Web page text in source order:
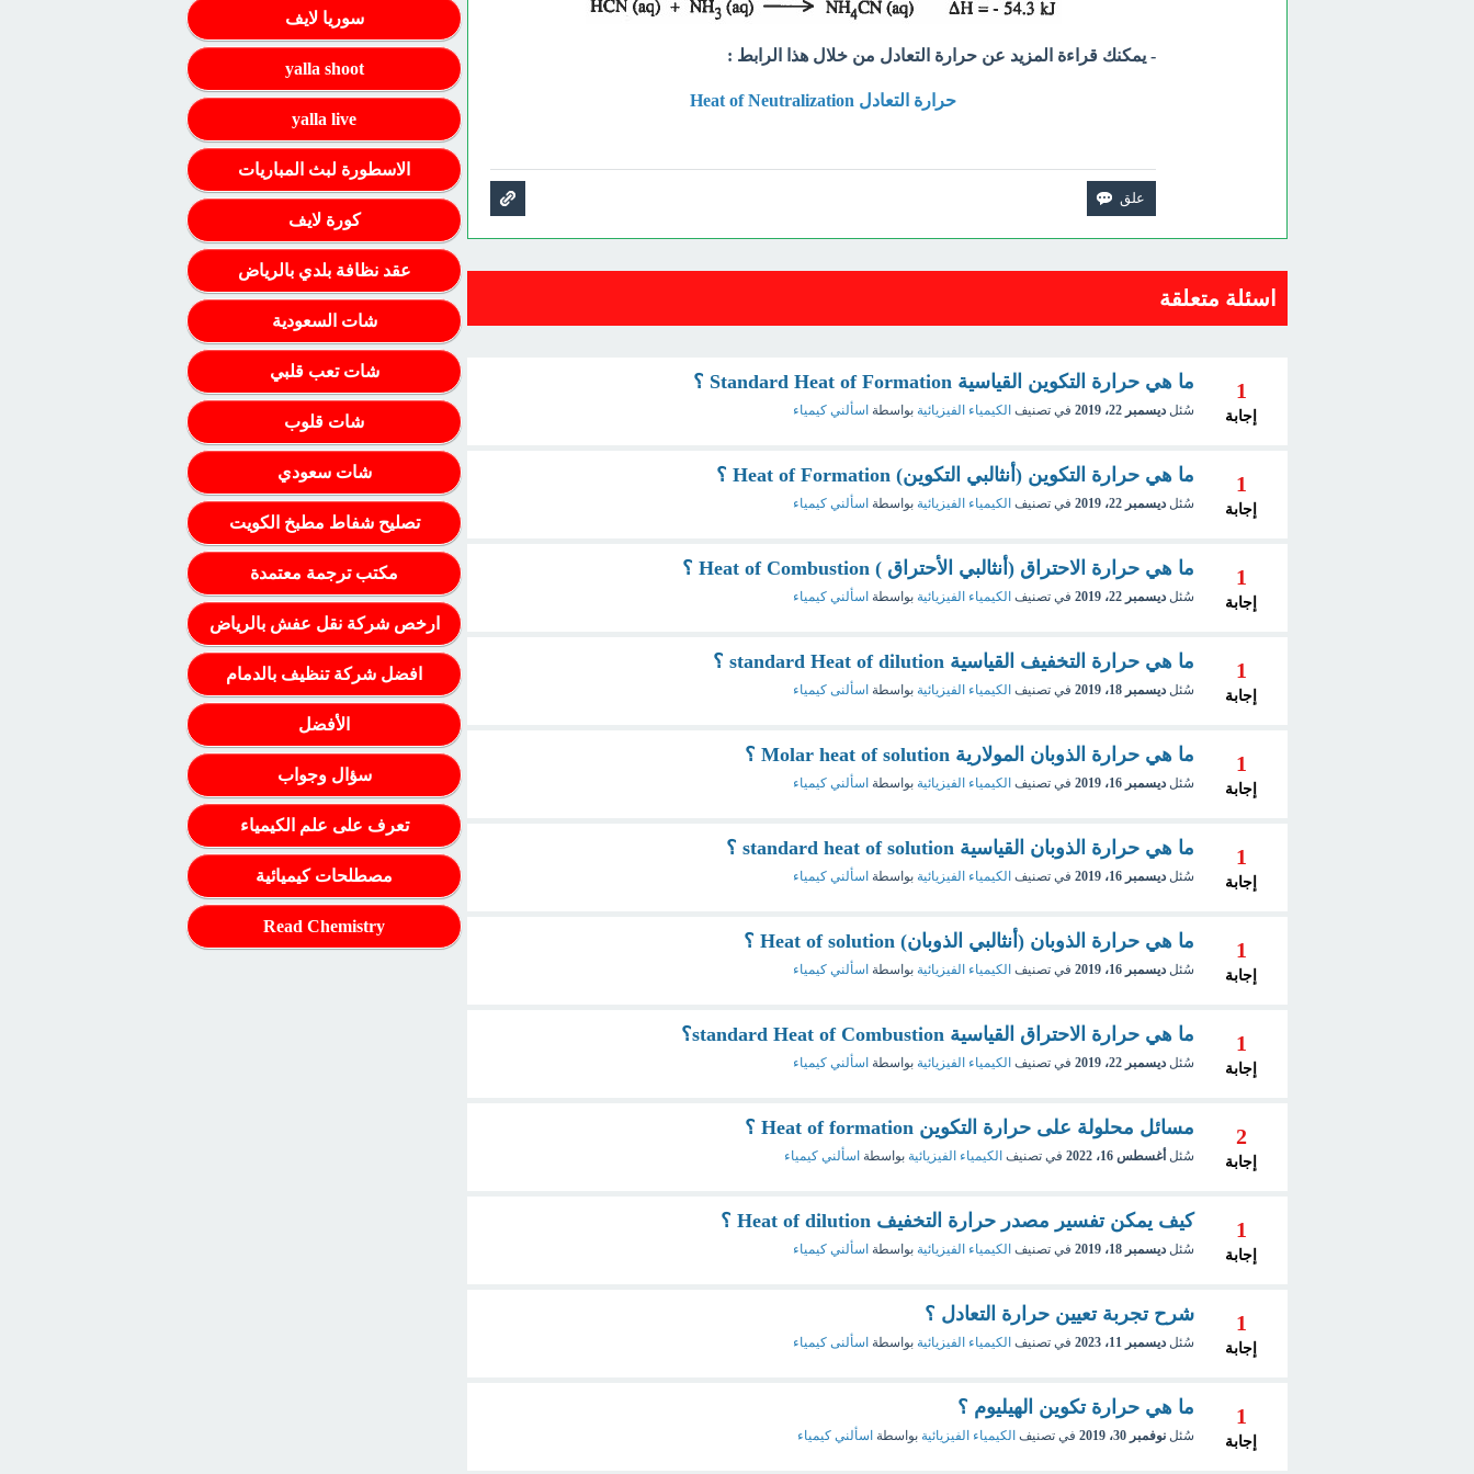
- يمكنك قراءة المزيد عن حرارة التعادل من خلال هذا الرابط :
حرارة التعادل Heat of Neutralization
اسئلة متعلقة
1
إجابة
ما هي حرارة التكوين القياسية Standard Heat of Formation ؟
سُئل ديسمبر 22، 2019 في تصنيف الكيمياء الفيزيائية بواسطة اسألني كيمياء
1
إجابة
ما هي حرارة التكوين (أنثالبي التكوين) Heat of Formation ؟
سُئل ديسمبر 22، 2019 في تصنيف الكيمياء الفيزيائية بواسطة اسألني كيمياء
1
إجابة
ما هي حرارة الاحتراق (أنثالبي الأحتراق ) Heat of Combustion ؟
سُئل ديسمبر 22، 2019 في تصنيف الكيمياء الفيزيائية بواسطة اسألني كيمياء
1
إجابة
ما هي حرارة التخفيف القياسية standard Heat of dilution ؟
سُئل ديسمبر 18، 2019 في تصنيف الكيمياء الفيزيائية بواسطة اسألنى كيمياء
1
إجابة
ما هي حرارة الذوبان المولارية Molar heat of solution ؟
سُئل ديسمبر 16، 2019 في تصنيف الكيمياء الفيزيائية بواسطة اسألني كيمياء
1
إجابة
ما هي حرارة الذوبان القياسية standard heat of solution ؟
سُئل ديسمبر 16، 2019 في تصنيف الكيمياء الفيزيائية بواسطة اسألني كيمياء
1
إجابة
ما هي حرارة الذوبان (أنثالبي الذوبان) Heat of solution ؟
سُئل ديسمبر 16، 2019 في تصنيف الكيمياء الفيزيائية بواسطة اسألني كيمياء
1
إجابة
ما هي حرارة الاحتراق القياسية standard Heat of Combustion؟
سُئل ديسمبر 22، 2019 في تصنيف الكيمياء الفيزيائية بواسطة اسألني كيمياء
2
إجابة
مسائل محلولة على حرارة التكوين Heat of formation ؟
سُئل أغسطس 16، 2022 في تصنيف الكيمياء الفيزيائية بواسطة اسألني كيمياء
1
إجابة
كيف يمكن تفسير مصدر حرارة التخفيف Heat of dilution ؟
سُئل ديسمبر 18، 2019 في تصنيف الكيمياء الفيزيائية بواسطة اسألني كيمياء
1
إجابة
شرح تجربة تعيين حرارة التعادل ؟
سُئل ديسمبر 11، 2023 في تصنيف الكيمياء الفيزيائية بواسطة اسألنى كيمياء
1
إجابة
ما هي حرارة تكوين الهيليوم ؟
سُئل نوفمبر 30، 2019 في تصنيف الكيمياء الفيزيائية بواسطة اسألني كيمياء
سوريا لايف
yalla shoot
yalla live
الاسطورة لبث المباريات
كورة لايف
عقد نظافة بلدي بالرياض
شات السعودية
شات تعب قلبي
شات قلوب
شات سعودي
تصليح شفاط مطبخ الكويت
مكتب ترجمة معتمدة
ارخص شركة نقل عفش بالرياض
افضل شركة تنظيف بالدمام
الأفضل
سؤال وجواب
تعرف على علم الكيمياء
مصطلحات كيميائية
Read Chemistry